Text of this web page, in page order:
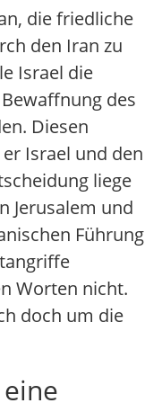
die friedliche
den Iran zu
Israel die
des
Diesen
Israel und den
liege
Jerusalem und
Führung
Worten nicht.
doch um die